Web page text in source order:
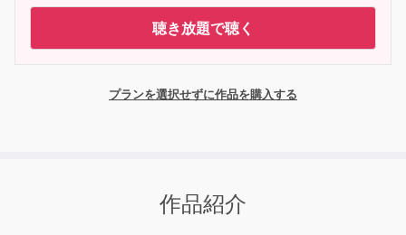
聴き放題で聴く
プランを選択せずに作品を購入する
作品紹介